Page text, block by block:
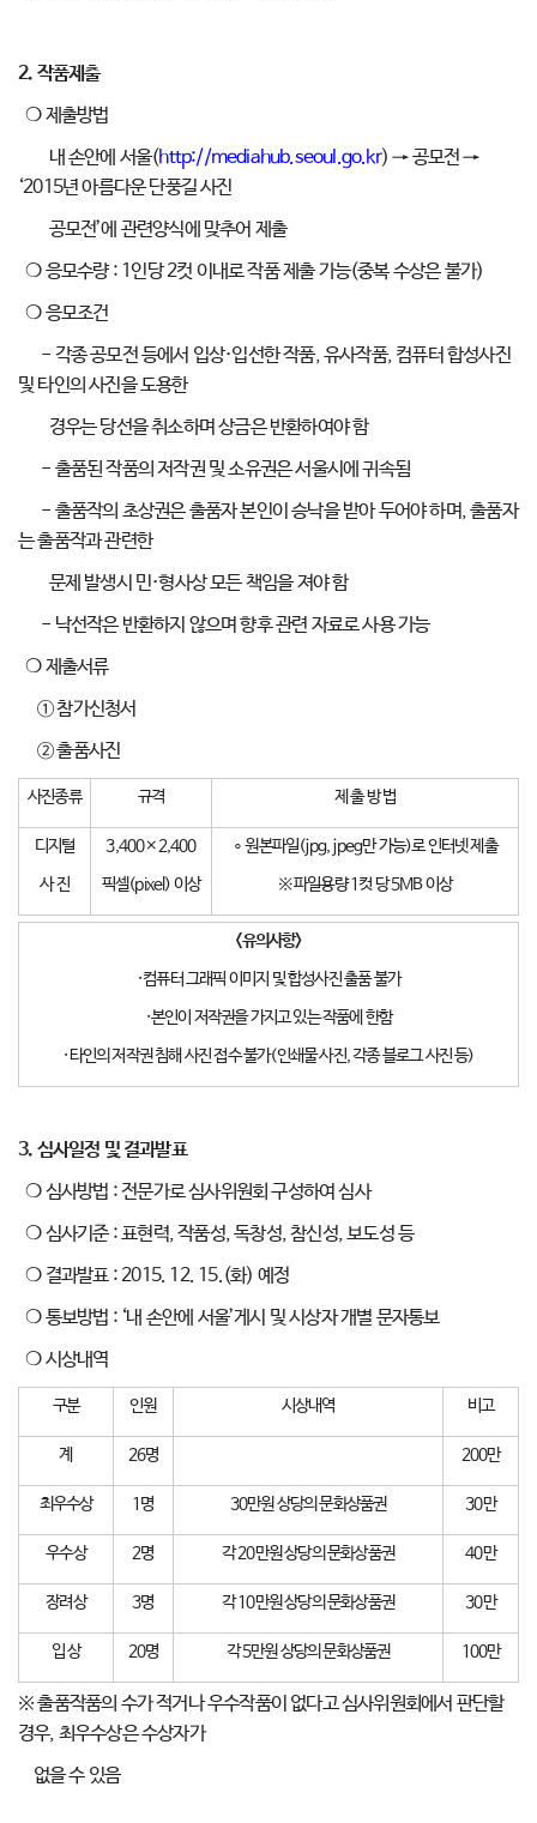
2. 작품제출
❍ 제출방법
내 손안에 서울(http://mediahub.seoul.go.kr) → 공모전 →
‘2015년 아름다운 단풍길 사진
공모전’에 관련양식에 맞추어 제출
❍ 응모수량 : 1인당 2컷 이내로 작품 제출 가능(중복 수상은 불가)
❍ 응모조건
- 각종 공모전 등에서 입상·입선한 작품, 유사작품, 컴퓨터 합성사진
및 타인의 사진을 도용한
경우는 당선을 취소하며 상금은 반환하여야 함
- 출품된 작품의 저작권 및 소유권은 서울시에 귀속됨
- 출품작의 초상권은 출품자 본인이 승낙을 받아 두어야 하며, 출품자
는 출품작과 관련한
문제 발생시 민·형사상 모든 책임을 져야 함
- 낙선작은 반환하지 않으며 향후 관련 자료로 사용 가능
❍ 제출서류
① 참가신청서
② 출품사진
사진종류 규격 제 출 방 법
디지털
사 진
3,400×2,400
픽셀(pixel) 이상
∘ 원본파일(jpg, jpeg만 가능)로 인터넷 제출
※ 파일용량 1컷 당 5MB 이상
<유의사항>
·컴퓨터 그래픽 이미지 및 합성사진 출품 불가
·본인이 저작권을 가지고 있는 작품에 한함
·타인의 저작권 침해 사진 접수 불가(인쇄물 사진, 각종 블로그 사진 등)
3. 심사일정 및 결과발표
❍ 심사방법 : 전문가로 심사위원회 구성하여 심사
❍ 심사기준 : 표현력, 작품성, 독창성, 참신성, 보도성 등
❍ 결과발표 : 2015. 12. 15.(화) 예정
❍ 통보방법 : ‘내 손안에 서울’게시 및 시상자 개별 문자통보
❍ 시상내역
구분 인원 시상내역 비고
계 26명 200만
최우수상 1명 30만원 상당의 문화상품권 30만
우수상 2명 각 20만원 상당의 문화상품권 40만
장려상 3명 각 10만원 상당의 문화상품권 30만
입 상 20명 각 5만원 상당의 문화상품권 100만
※ 출품작품의 수가 적거나 우수작품이 없다고 심사위원회에서 판단할
경우, 최우수상은 수상자가
없을 수 있음